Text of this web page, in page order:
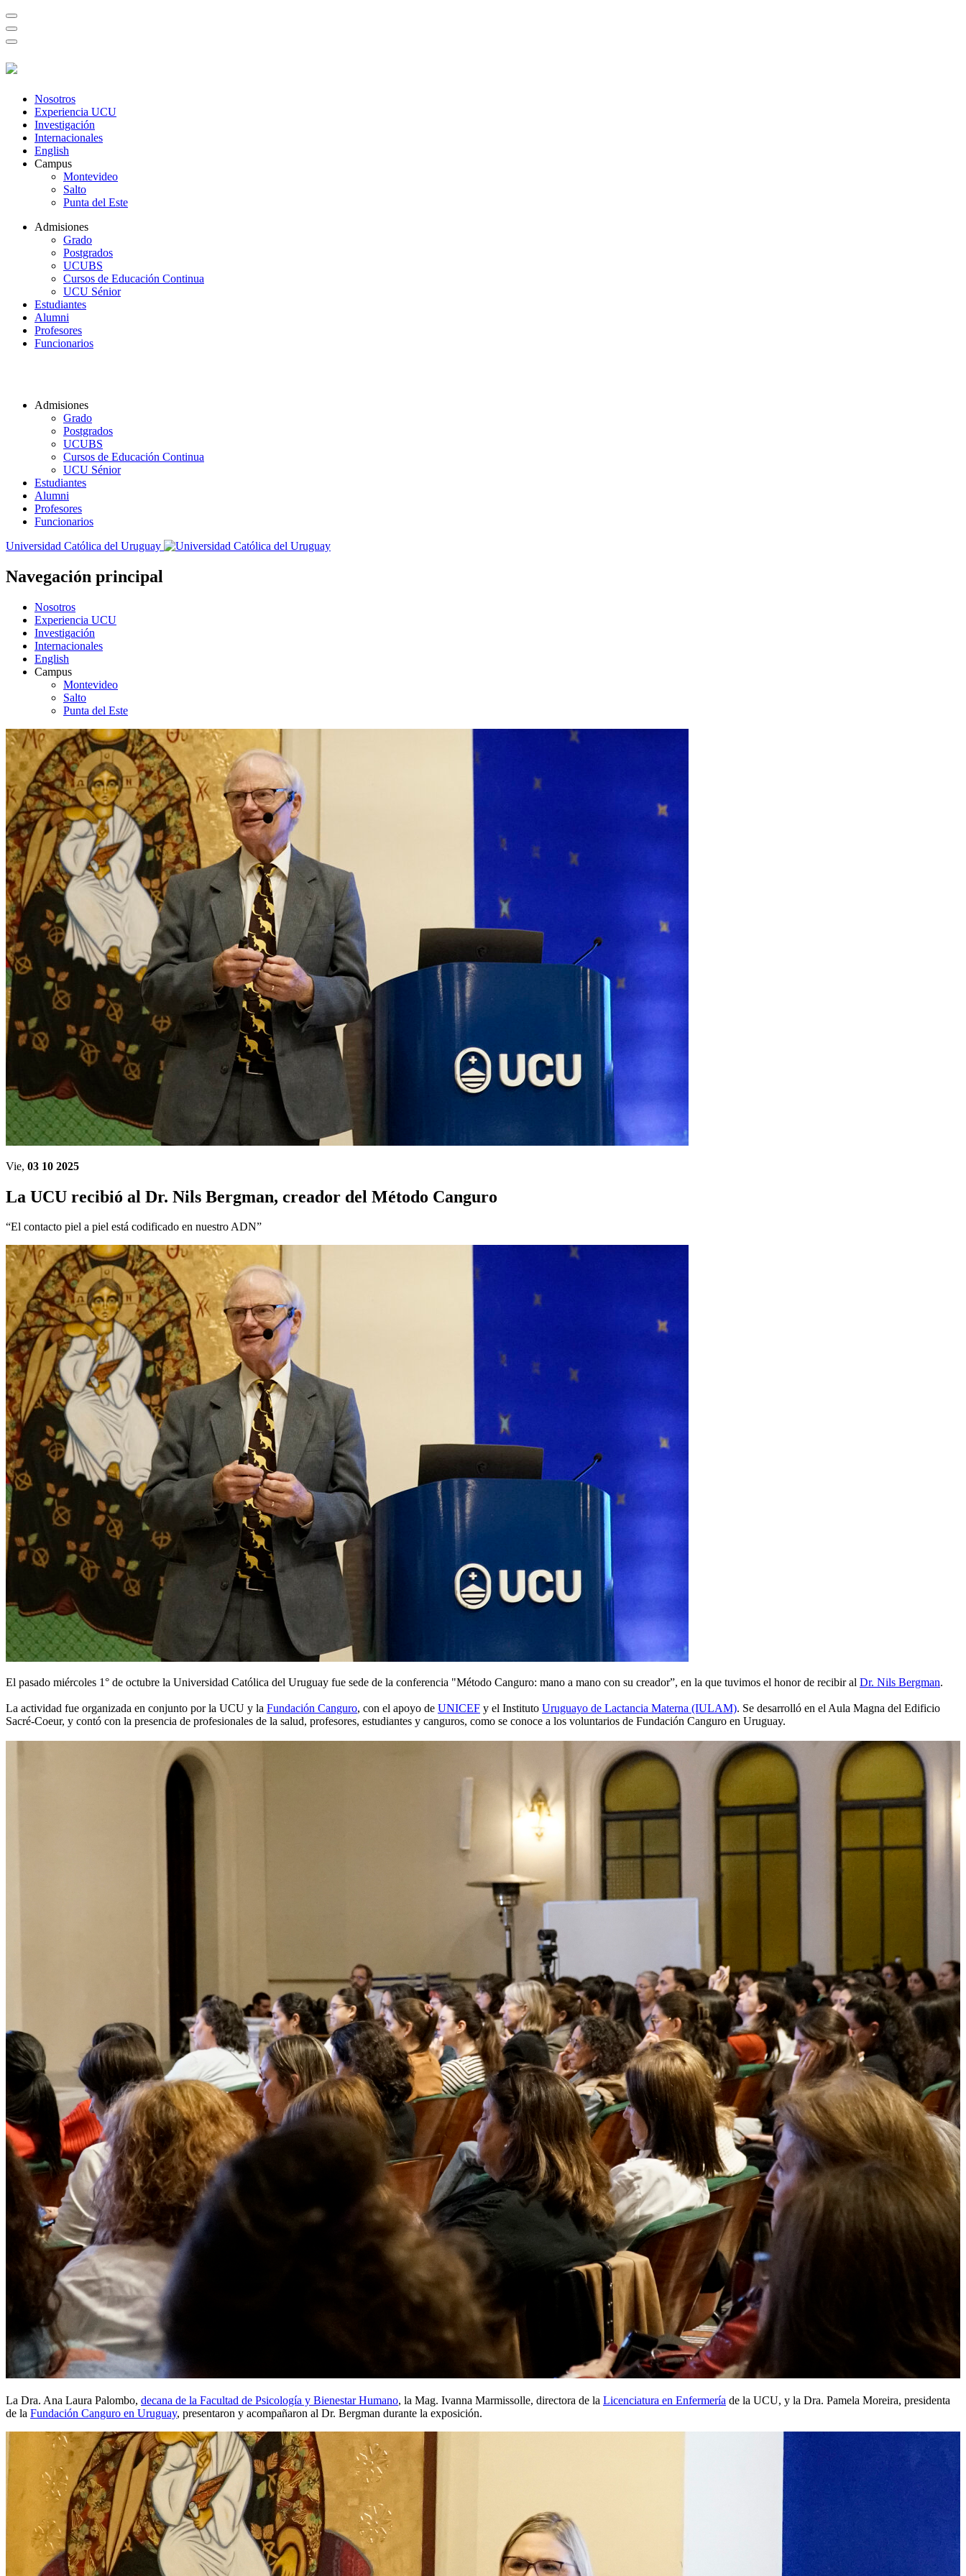
Nosotros
Experiencia UCU
Investigación
Internacionales
English
Campus
Montevideo
Salto
Punta del Este
Admisiones
Grado
Postgrados
UCUBS
Cursos de Educación Continua
UCU Sénior
Estudiantes
Alumni
Profesores
Funcionarios
Admisiones
Grado
Postgrados
UCUBS
Cursos de Educación Continua
UCU Sénior
Estudiantes
Alumni
Profesores
Funcionarios
Universidad Católica del Uruguay
Navegación principal
Nosotros
Experiencia UCU
Investigación
Internacionales
English
Campus
Montevideo
Salto
Punta del Este
Vie, 03 10 2025
La UCU recibió al Dr. Nils Bergman, creador del Método Canguro
“El contacto piel a piel está codificado en nuestro ADN”
El pasado miércoles 1° de octubre la Universidad Católica del Uruguay fue sede de la conferencia "Método Canguro: mano a mano con su creador”, en la que tuvimos el honor de recibir al Dr. Nils Bergman.
La actividad fue organizada en conjunto por la UCU y la Fundación Canguro, con el apoyo de UNICEF y el Instituto Uruguayo de Lactancia Materna (IULAM). Se desarrolló en el Aula Magna del Edificio
Sacré-Coeur, y contó con la presencia de profesionales de la salud, profesores, estudiantes y canguros, como se conoce a los voluntarios de Fundación Canguro en Uruguay.
La Dra. Ana Laura Palombo, decana de la Facultad de Psicología y Bienestar Humano, la Mag. Ivanna Marmissolle, directora de la Licenciatura en Enfermería de la UCU, y la Dra. Pamela Moreira, presidenta
de la Fundación Canguro en Uruguay, presentaron y acompañaron al Dr. Bergman durante la exposición.